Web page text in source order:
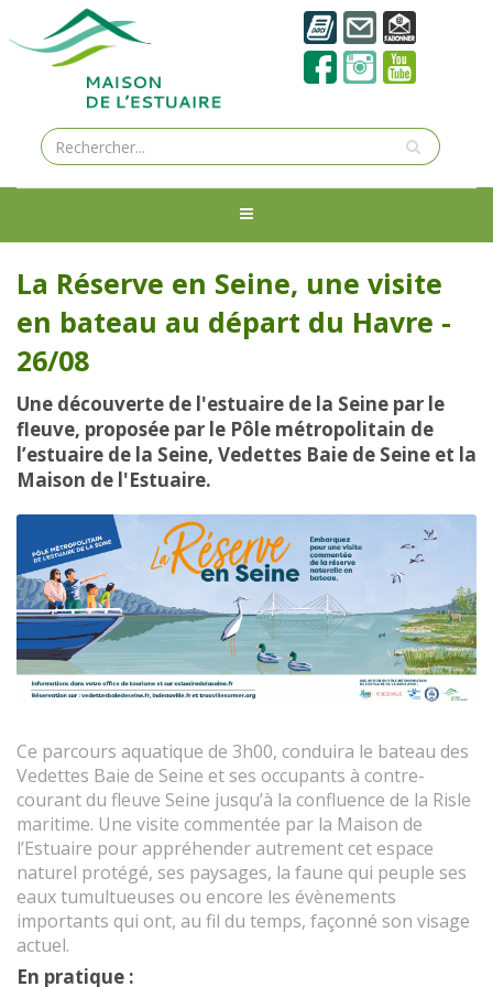
La Réserve en Seine, une visite
en bateau au départ du Havre -
26/08
Une découverte de l'estuaire de la Seine par le
fleuve, proposée par le Pôle métropolitain de
l’estuaire de la Seine, Vedettes Baie de Seine et la
Maison de l'Estuaire.
Ce parcours aquatique de 3h00, conduira le bateau des
Vedettes Baie de Seine et ses occupants à contre-
courant du fleuve Seine jusqu’à la confluence de la Risle
maritime. Une visite commentée par la Maison de
l’Estuaire pour appréhender autrement cet espace
naturel protégé, ses paysages, la faune qui peuple ses
eaux tumultueuses ou encore les évènements
importants qui ont, au fil du temps, façonné son visage
actuel.
En pratique :